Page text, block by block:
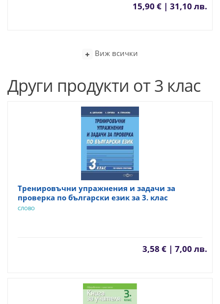
15,90 € | 31,10 лв.
Виж всички
Други продукти от 3 клас
Тренировъчни упражнения и задачи за
проверка по български език за 3. клас
СЛОВО
3,58 € | 7,00 лв.